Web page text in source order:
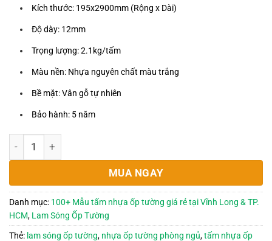
là:
95,000₫.
tại
Kích thước: 195x2900mm (Rộng x Dài)
Độ dày: 12mm
Trọng lượng: 2.1kg/tấm
Màu nền: Nhựa nguyên chất màu trắng
Bề mặt: Vân gỗ tự nhiên
Bảo hành: 5 năm
Tấm nhựa ốp tường phòng ngủ đẹp, bền, giá tốt - A038 số
MUA NGAY
Danh mục: 100+ Mẫu tấm nhựa ốp tường giá rẻ tại Vĩnh Long & TP.
HCM, Lam Sóng Ốp Tường
Thẻ: lam sóng ốp tường, nhựa ốp tường phòng ngủ,tấm nhựa ốp